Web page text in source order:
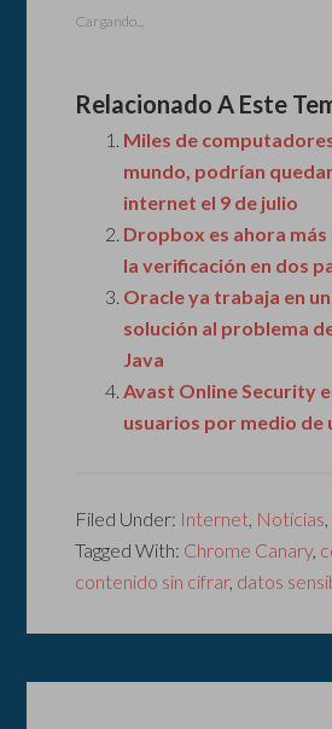
Cargando...
Relacionado A Este
Miles de
mundo, podrían
internet el 9 de julio
Dropbox es ahora
la verificación en dos
Oracle ya trabaja en
solución al problema
Java
Avast Online Security
usuarios por medio de
Filed Under: Internet Noticias
Tagged With: Chrome Canary,
contenido sin cifrar, datos